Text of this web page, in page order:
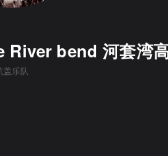
River bend 河套湾
盖乐队